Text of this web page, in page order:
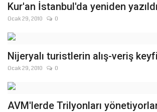
Kur'an İstanbul'da yeniden yazıldı
Ocak 29, 2010 0
Nijeryalı turistlerin alış-veriş keyfi
Ocak 29, 2010 0
AVM'lerde Trilyonları